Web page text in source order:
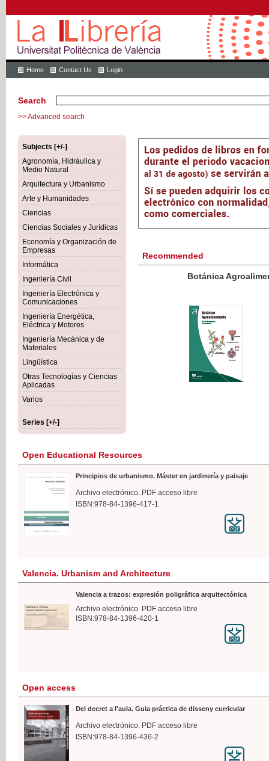
Home Contact Us Login
Search
>> Advanced search
Subjects [+/-]
Agronomía, Hidráulica y
Medio Natural
Arquitectura y Urbanismo
Arte y Humanidades
Ciencias
Ciencias Sociales y Jurídicas
Economía y Organización de
Empresas
Informática
Ingeniería Civil
Ingeniería Electrónica y
Comunicaciones
Ingeniería Energética,
Eléctrica y Motores
Ingeniería Mecánica y de
Materiales
Lingüística
Otras Tecnologías y Ciencias
Aplicadas
Varios
Series [+/-]
Recommended
Botánica Agroalimentaria
Open Educational Resources
Principios de urbanismo. Máster en jardinería y paisaje
Archivo electrónico. PDF acceso libre
ISBN:978-84-1396-417-1
Valencia. Urbanism and Architecture
Valencia a trazos: expresión poligráfica arquitectónica
Archivo electrónico. PDF acceso libre
ISBN:978-84-1396-420-1
Open access
Del decret a l'aula. Guia práctica de disseny curricular
Archivo electrónico. PDF acceso libre
ISBN:978-84-1396-436-2